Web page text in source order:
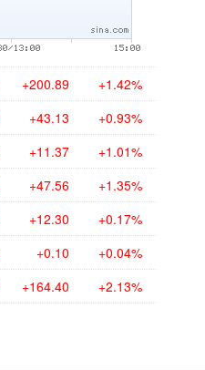
+200.89 +1.42%
+43.13 +0.93%
+11.37 +1.01%
+47.56 +1.35%
+12.30 +0.17%
+0.10 +0.04%
+164.40 +2.13%